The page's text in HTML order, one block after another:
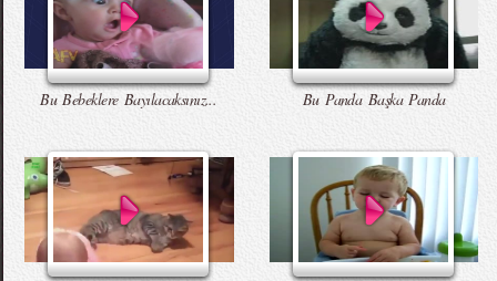
Bu Bebeklere Bayılacaksınız... Bu Panda Başka Panda